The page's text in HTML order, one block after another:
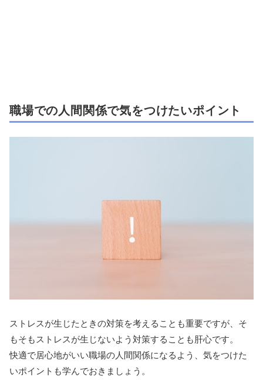
職場での人間関係で気をつけたいポイント
ストレスが生じたときの対策を考えることも重要ですが、そ
もそもストレスが生じないよう対策することも肝心です。
快適で居心地がいい職場の人間関係になるよう、気をつけた
いポイントも学んでおきましょう。